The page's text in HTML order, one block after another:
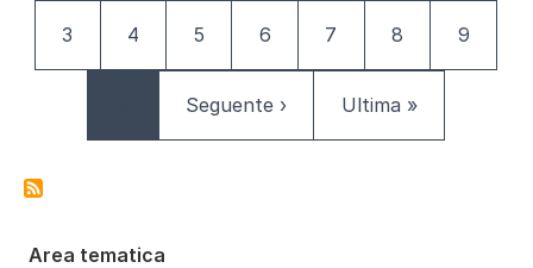
Pagina
3 Pagina
4 Pagina
5 Pagina
6 Pagina
7 Pagina
8 Pagina
9
Pagina successiva
Seguente › Ultima pagina
Ultima »
Area tematica